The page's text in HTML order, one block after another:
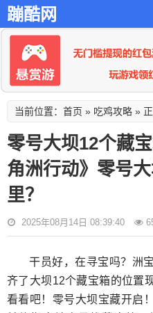
蹦酷网
当前位置： 首页 » 吃鸡攻略 »
零号大坝12个藏
角洲行动》零号
里？
2025年08月14日 08:39:40
干员好，在寻宝吗？洲
齐了大坝12个藏宝箱的位置
看看吧！零号大坝宝藏开启